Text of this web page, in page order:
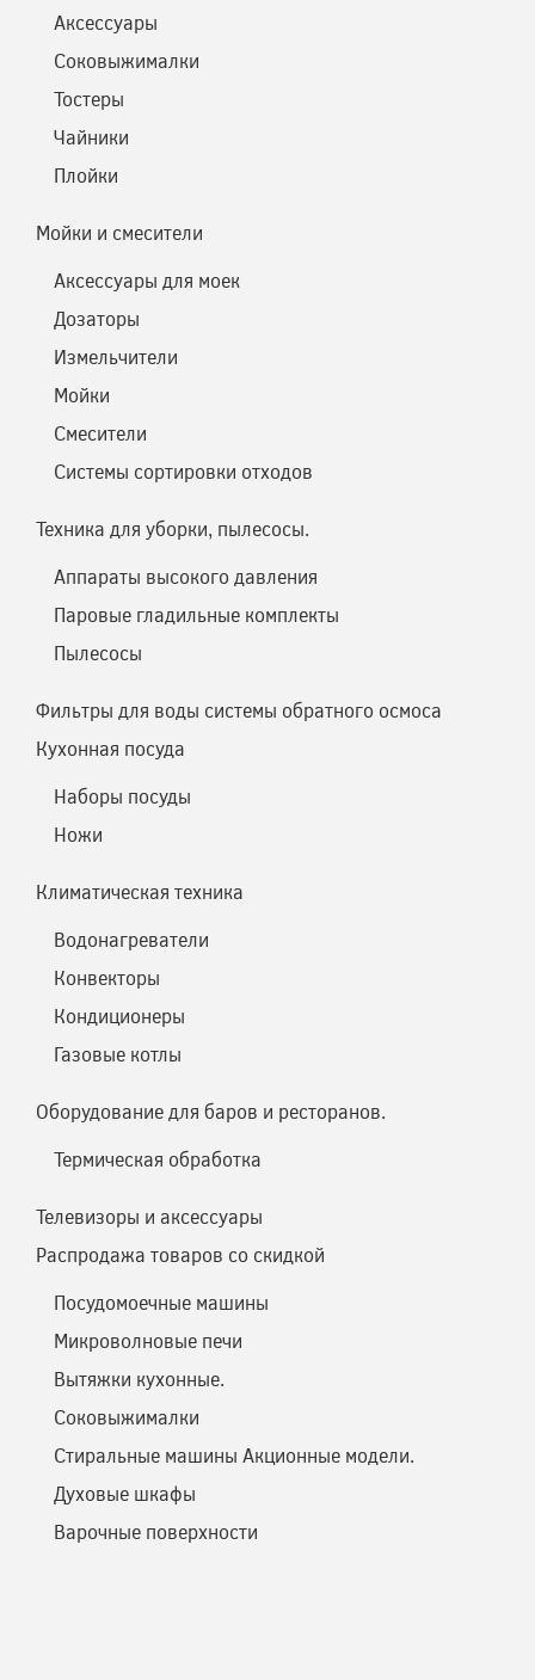
Аксессуары
Соковыжималки
Тостеры
Чайники
Плойки
Мойки и смесители
Аксессуары для моек
Дозаторы
Измельчители
Мойки
Смесители
Системы сортировки отходов
Техника для уборки, пылесосы.
Аппараты высокого давления
Паровые гладильные комплекты
Пылесосы
Фильтры для воды системы обратного осмоса
Кухонная посуда
Наборы посуды
Ножи
Климатическая техника
Водонагреватели
Конвекторы
Кондиционеры
Газовые котлы
Оборудование для баров и ресторанов.
Термическая обработка
Телевизоры и аксессуары
Распродажа товаров со скидкой
Посудомоечные машины
Микроволновые печи
Вытяжки кухонные.
Соковыжималки
Стиральные машины Акционные модели.
Духовые шкафы
Варочные поверхности